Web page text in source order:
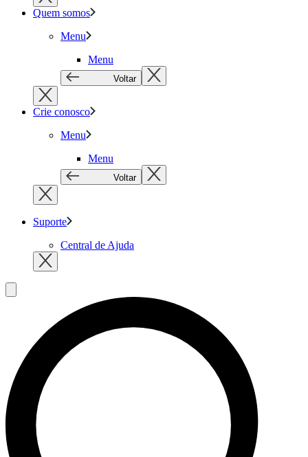
Quem somos
Menu
Menu
Voltar
Crie conosco
Menu
Menu
Voltar
Suporte
Central de Ajuda